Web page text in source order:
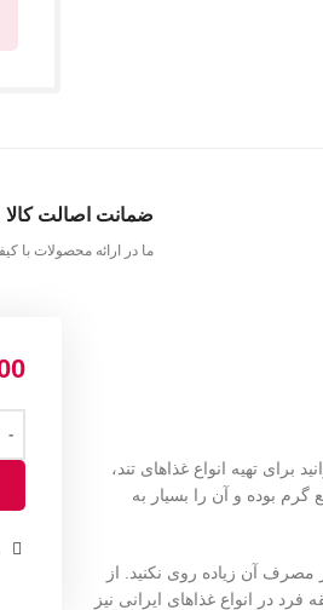
ضمانت اصالت کالا
ما در ارائه محصولات با
تهیه انواع غذاهای تند،
گرم بوده و آن را بسیار به
مصرف آن زیاده روی نکنید. از
در انواع غذاهای ایرانی نیز